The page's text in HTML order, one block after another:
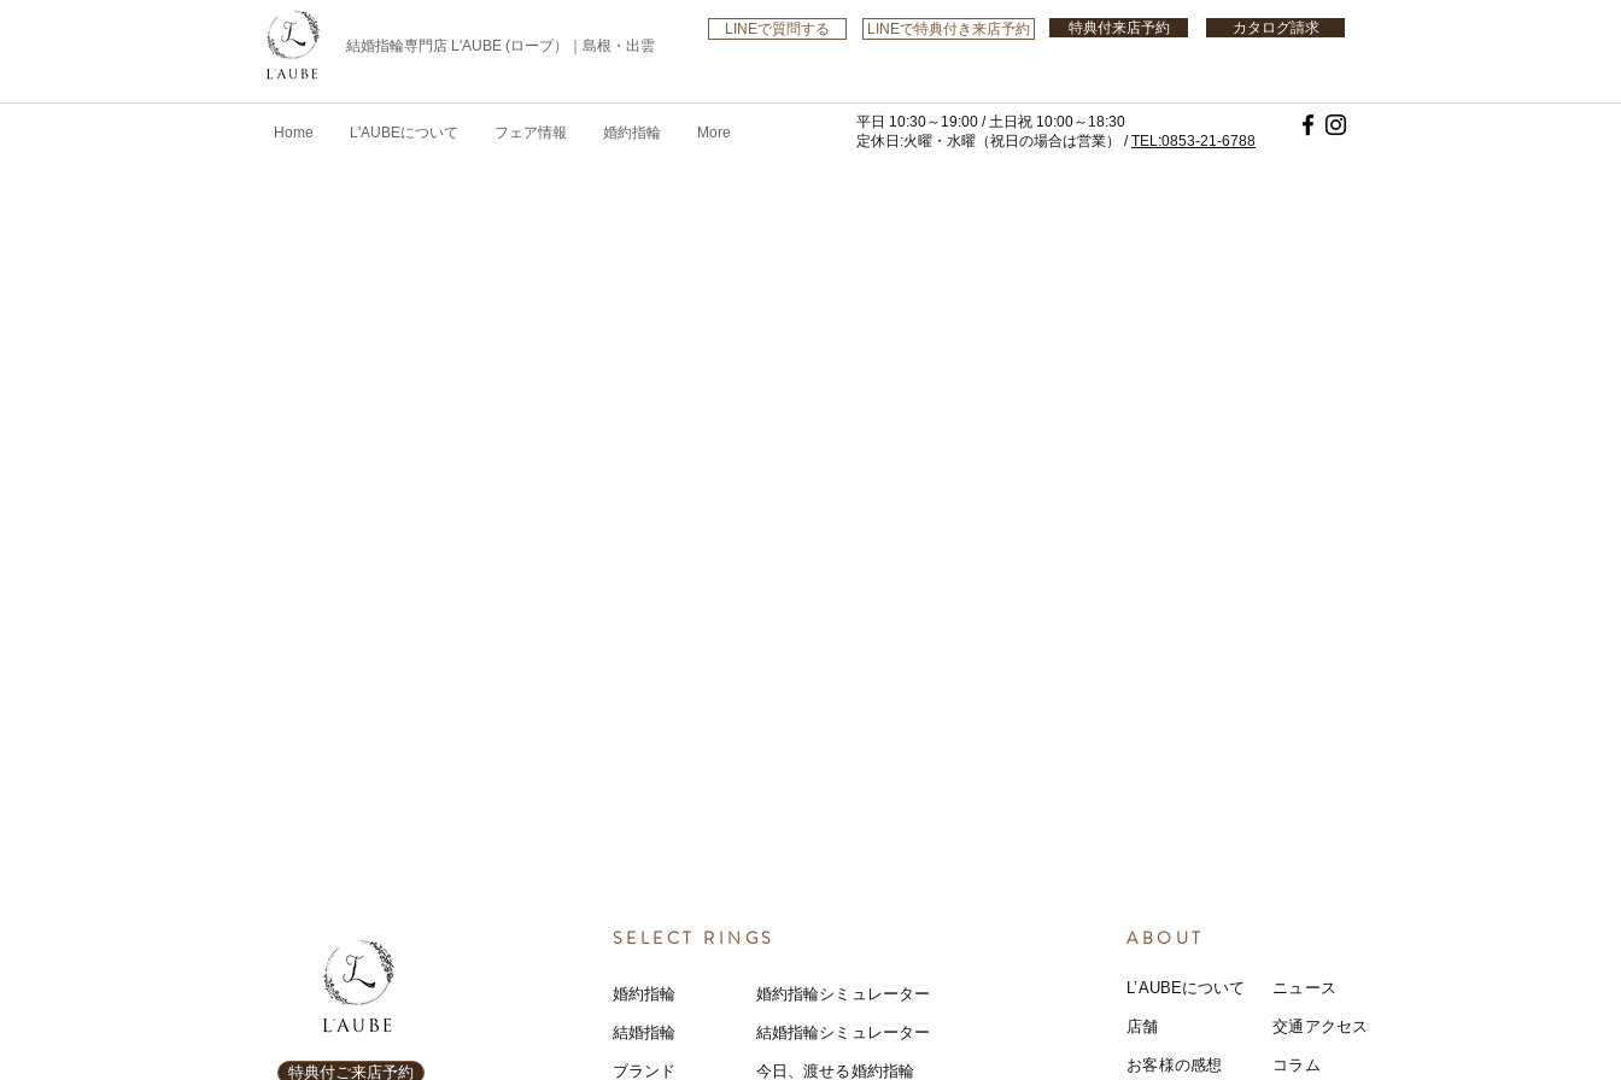
結婚指輪専門店 L'AUBE (ローブ）｜島根・出雲
LINEで質問する LINEで特典付き来店予約 特典付来店予約 カタログ請求
Home L'AUBEについて フェア情報 婚約指輪 More
平日 10:30～19:00 /土日祝 10:00～18:30
​定休日:火曜・水曜 （祝日の場合は営業） /TEL:0853-21-6788
特典付ご来店予約
SELECT RINGS
婚約指輪
結婚指輪
ブランド
婚約指輪シミュレーター
結婚指輪シミ ュ レーター
今日、渡せる婚約指輪
ABOUT
L’AUBEについて
店舗
お客様の感想
​ニュース
​交通アクセス
コラム